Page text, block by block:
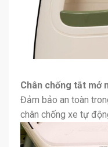
Chân chống tắt mở
Đảm bảo an toàn
chân chống xe tự